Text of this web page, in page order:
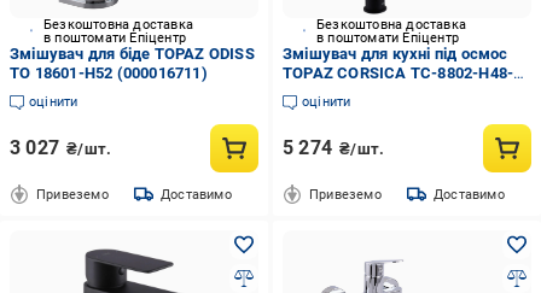
Безкоштовна доставка
в поштомати Епіцентр
Змішувач для біде TOPAZ ODISS
TO 18601-H52 (000016711)
оцінити
3 027 ₴/шт.
Привеземо Доставимо
Безкоштовна доставка
в поштомати Епіцентр
Змішувач для кухні під осмос
TOPAZ CORSICA TC-8802-H48-
BL (000020807)
оцінити
5 274 ₴/шт.
Привеземо Доставимо